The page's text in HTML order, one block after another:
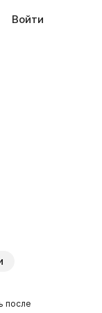
Войти
после